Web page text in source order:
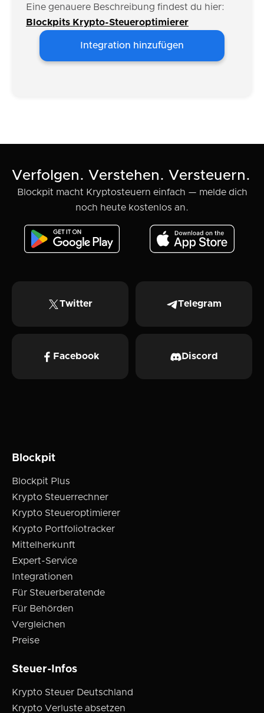
Eine genauere Beschreibung findest du hier:
Blockpits Krypto-Steueroptimierer
Integration hinzufügen
Verfolgen. Verstehen. Versteuern.
Blockpit macht Kryptosteuern einfach — melde dich
noch heute kostenlos an.
Twitter Telegram
Facebook Discord
Blockpit
Blockpit Plus
Krypto Steuerrechner
Krypto Steueroptimierer
Krypto Portfoliotracker
Mittelherkunft
Expert-Service
Integrationen
Für Steuerberatende
Für Behörden
Vergleichen
Preise
Steuer-Infos
Krypto Steuer Deutschland
Krypto Verluste absetzen